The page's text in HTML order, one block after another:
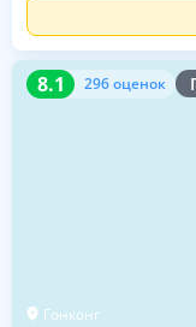
8.1 296 оценок
Гонконг
8.1 296 оценок